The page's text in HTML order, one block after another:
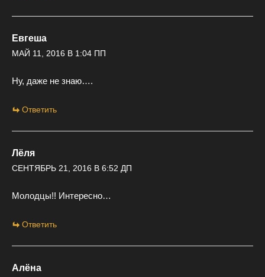
Евгеша
МАЙ 11, 2016 В 1:04 ПП
Ну, даже не знаю….
Ответить
Лёля
СЕНТЯБРЬ 21, 2016 В 6:52 ДП
Молодцы!! Интересно…
Ответить
Алёна